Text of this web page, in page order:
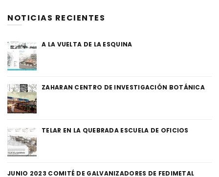
NOTICIAS RECIENTES
A LA VUELTA DE LA ESQUINA
ZAHARAN CENTRO DE INVESTIGACIÓN BOTÁNICA
TELAR EN LA QUEBRADA ESCUELA DE OFICIOS
JUNIO 2023 COMITÉ DE GALVANIZADORES DE FEDIMETAL